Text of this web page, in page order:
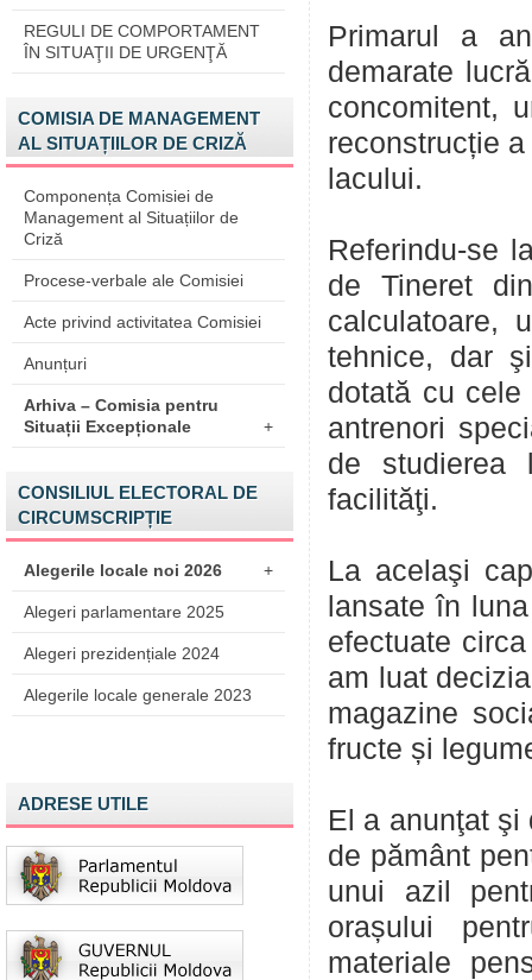
REGULI DE COMPORTAMENT
ÎN SITUAŢII DE URGENŢĂ
COMISIA DE MANAGEMENT
AL SITUAȚIILOR DE CRIZĂ
Componența Comisiei de
Management al Situațiilor de
Criză
Procese-verbale ale Comisiei
Acte privind activitatea Comisiei
Anunțuri
Arhiva – Comisia pentru
Situații Excepționale
+
CONSILIUL ELECTORAL DE
CIRCUMSCRIPȚIE
Alegerile locale noi 2026 +
Alegeri parlamentare 2025
Alegeri prezidențiale 2024
Alegerile locale generale 2023
ADRESE UTILE
Primarul a
demarate
concomitent,
reconstrucție
lacului.
Referindu-se
de Tineret
calculatoare,
tehnice, dar
dotată cu
antrenori
de studierea
facilităţi.
La acelaşi
lansate în
efectuate
am luat
magazine
fructe și
El a anunţat şi
de pământ
unui azil
orașului
materiale